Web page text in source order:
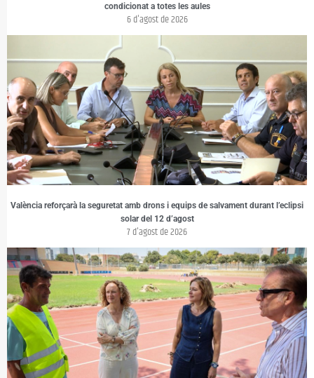
condicionat a totes les aules
6 d'agost de 2026
València reforçarà la seguretat amb drons i equips de salvament durant l’eclipsi
solar del 12 d’agost
7 d'agost de 2026